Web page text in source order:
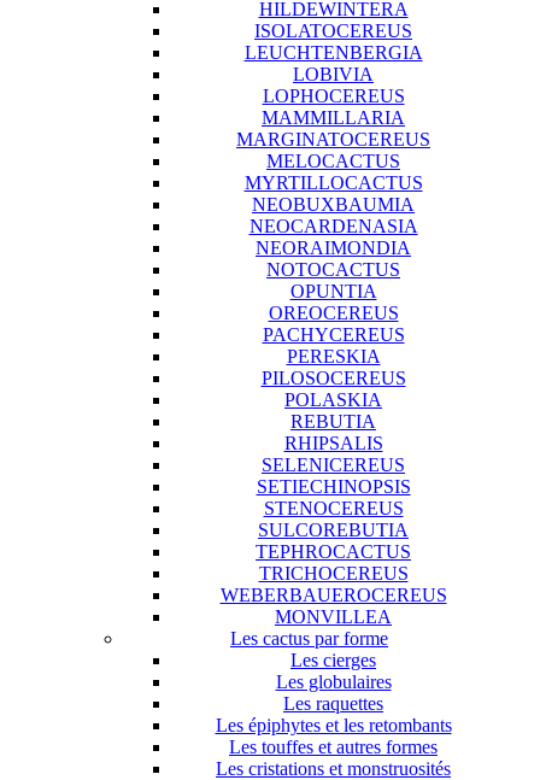
HILDEWINTERA
ISOLATOCEREUS
LEUCHTENBERGIA
LOBIVIA
LOPHOCEREUS
MAMMILLARIA
MARGINATOCEREUS
MELOCACTUS
MYRTILLOCACTUS
NEOBUXBAUMIA
NEOCARDENASIA
NEORAIMONDIA
NOTOCACTUS
OPUNTIA
OREOCEREUS
PACHYCEREUS
PERESKIA
PILOSOCEREUS
POLASKIA
REBUTIA
RHIPSALIS
SELENICEREUS
SETIECHINOPSIS
STENOCEREUS
SULCOREBUTIA
TEPHROCACTUS
TRICHOCEREUS
WEBERBAUEROCEREUS
MONVILLEA
Les cactus par forme
Les cierges
Les globulaires
Les raquettes
Les épiphytes et les retombants
Les touffes et autres formes
Les cristations et monstruosités